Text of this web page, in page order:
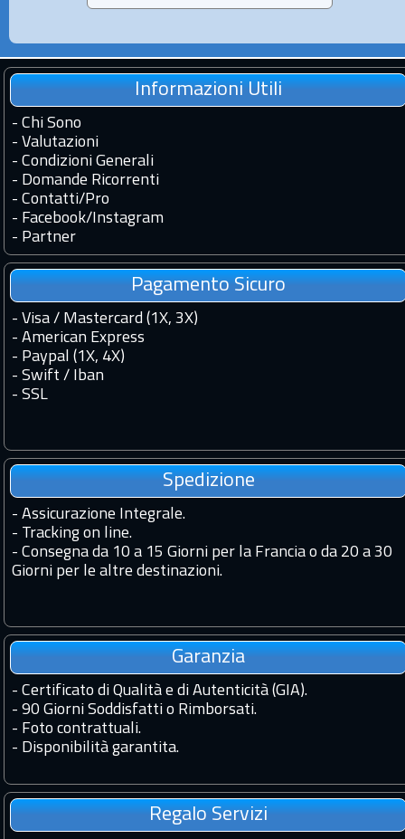
Informazioni Utili
- Chi Sono
- Valutazioni
- Condizioni Generali
- Domande Ricorrenti
- Contatti/Pro
- Facebook/Instagram
- Partner
Pagamento Sicuro
- Visa / Mastercard (1X, 3X)
- American Express
- Paypal (1X, 4X)
- Swift / Iban
- SSL
Spedizione
- Assicurazione Integrale.
- Tracking on line.
- Consegna da 10 a 15 Giorni per la Francia o da 20 a 30
Giorni per le altre destinazioni.
Garanzia
- Certificato di Qualità e di Autenticità (GIA).
- 90 Giorni Soddisfatti o Rimborsati.
- Foto contrattuali.
- Disponibilità garantita.
Regalo Servizi